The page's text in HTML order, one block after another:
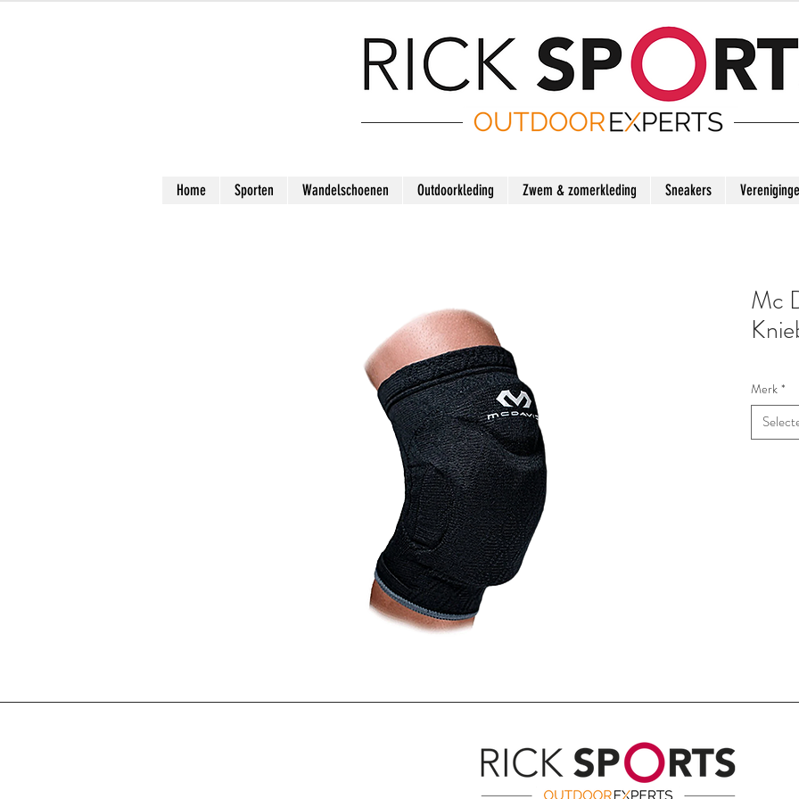
Home Sporten Wandelschoenen Outdoorkleding Zwem & zomerkleding Sneakers
Mc
Merk *